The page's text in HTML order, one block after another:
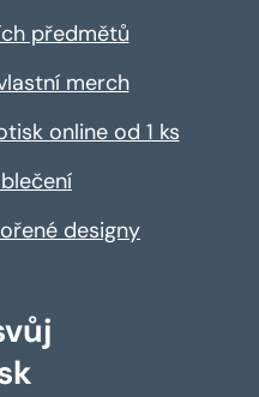
předmětů
merch
online od 1 ks
designy